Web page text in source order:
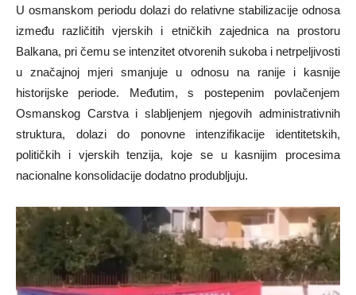
U osmanskom periodu dolazi do relativne stabilizacije odnosa
između različitih vjerskih i etničkih zajednica na prostoru
Balkana, pri čemu se intenzitet otvorenih sukoba i netrpeljivosti
u značajnoj mjeri smanjuje u odnosu na ranije i kasnije
historijske periode. Međutim, s postepenim povlačenjem
Osmanskog Carstva i slabljenjem njegovih administrativnih
struktura, dolazi do ponovne intenzifikacije identitetskih,
političkih i vjerskih tenzija, koje se u kasnijim procesima
nacionalne konsolidacije dodatno produbljuju.